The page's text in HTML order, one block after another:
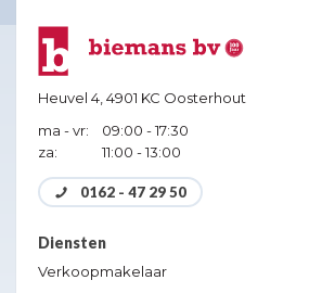
Heuvel 4, 4901 KC Oosterhout
ma - vr:
za:
09:00 - 17:30
11:00 - 13:00
0162 - 47 29 50
Diensten
Verkoopmakelaar